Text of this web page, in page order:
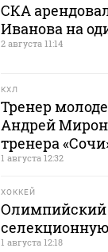
СКА
Иванова на
2 августа 11:14
КХЛ
Тренер
Андрей
тренера
1 августа 12:32
ХОККЕЙ
Олимпийский
1 августа 12:18